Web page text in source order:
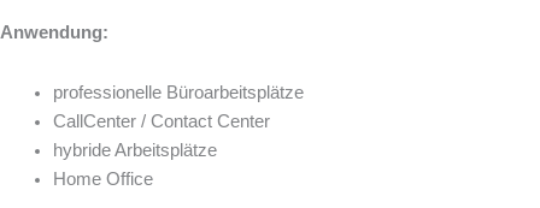
Anwendung:
professionelle Büroarbeitsplätze
CallCenter / Contact Center
hybride Arbeitsplätze
Home Office